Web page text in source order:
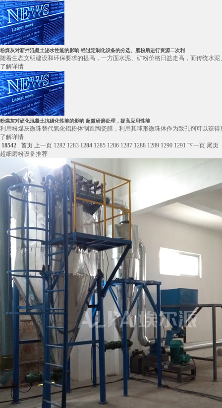
粉煤灰对新拌混凝土泌水性能的影响 经过定制化设备的分选、磨粉后进行资源二次利
随着生态文明建设和环保要求的提高，一方面水泥、矿粉价格日益走高，而传统水
了解详情
粉煤灰对硬化混凝土抗碳化性能的影响 超微研磨处理，提高应用性能
利用粉煤灰微珠替代氧化铝粉体制造陶瓷膜，利用其球形微珠体作为致孔剂可以获
了解详情
18542
首页 上一页 1282 1283 1284 1285 1286 1287 1288 1289 1290 1291 下一页 尾页
超细磨粉设备推荐